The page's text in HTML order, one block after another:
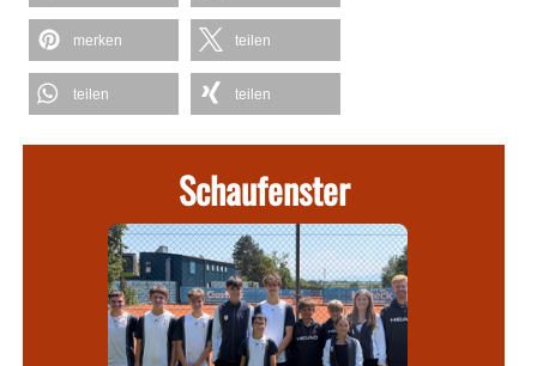
merken teilen
teilen teilen
Schaufenster